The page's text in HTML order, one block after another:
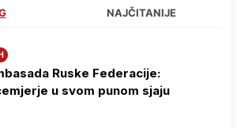
NAJČITANIJE
Ruske Federacije:
u svom punom sjaju